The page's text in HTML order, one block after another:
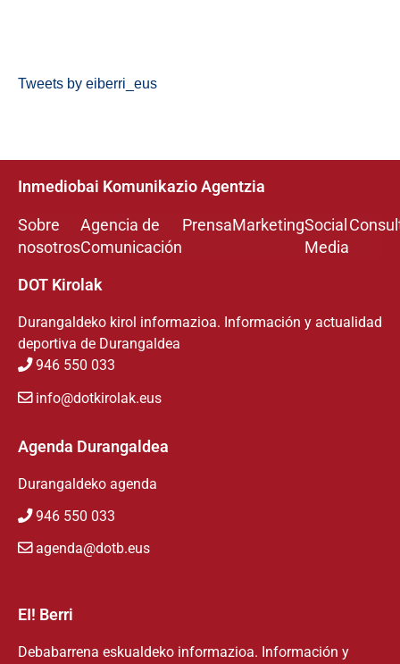
Tweets by eiberri_eus
Inmediobai Komunikazio Agentzia
Sobre
nosotros
Agencia de
Comunicación
PrensaMarketingSocial
Media
DOT Kirolak
Durangaldeko kirol informazioa. Información y actualidad
deportiva de Durangaldea
946 550 033
info@dotkirolak.eus
Agenda Durangaldea
Durangaldeko agenda
946 550 033
agenda@dotb.eus
EI! Berri
Debabarrena eskualdeko informazioa. Información y